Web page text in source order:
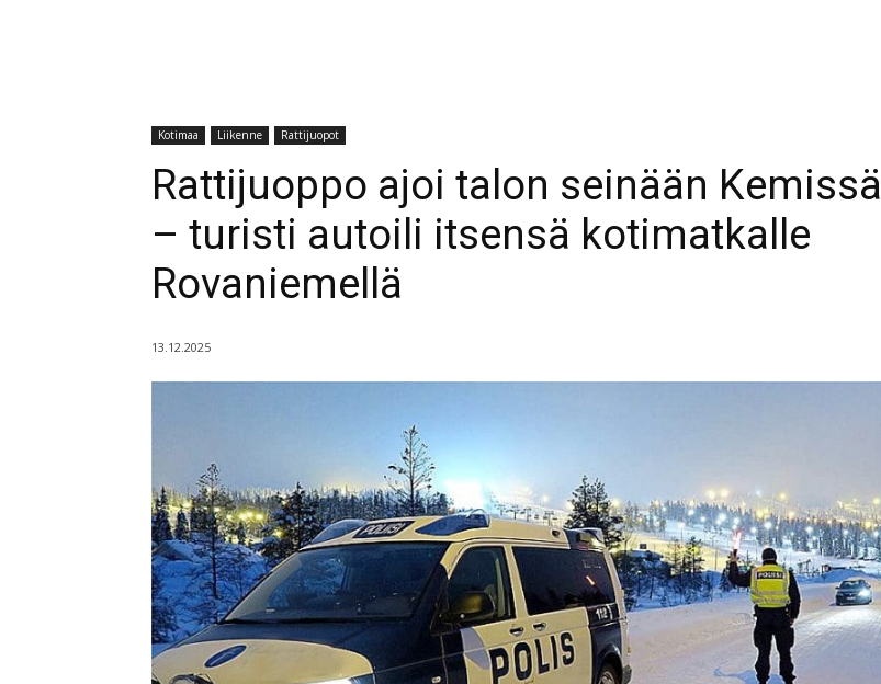
Kotimaa Liikenne Rattijuopot
Rattijuoppo ajoi talon seinään Kemissä
– turisti autoili itsensä kotimatkalle
Rovaniemellä
13.12.2025